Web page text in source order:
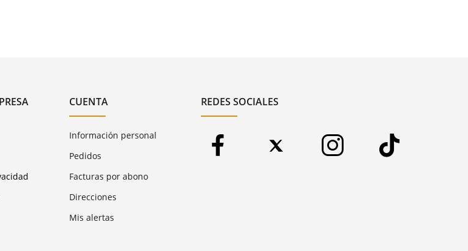
CUENTA
Información personal
Pedidos
Facturas por abono
Direcciones
Mis alertas
REDES SOCIALES